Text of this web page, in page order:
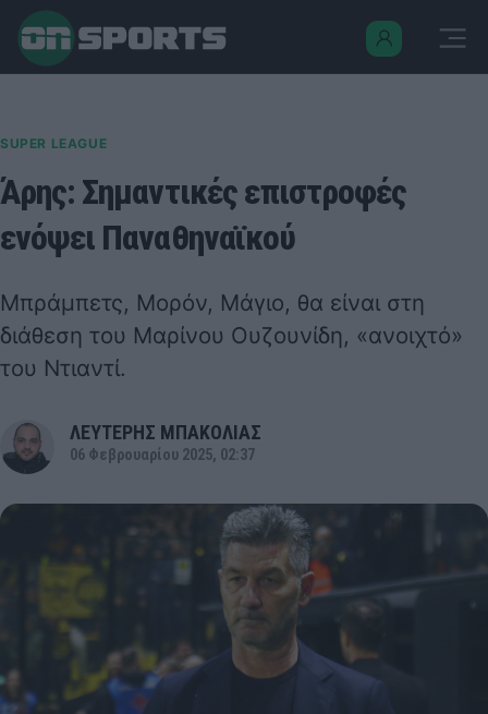
SUPER LEAGUE
Άρης: Σημαντικές επιστροφές
ενόψει Παναθηναϊκού
Μπράμπετς, Μορόν, Μάγιο, θα είναι στη
διάθεση του Μαρίνου Ουζουνίδη, «ανοιχτό»
του Ντιαντί.
ΛΕΥΤΕΡΗΣ ΜΠΑΚΟΛΙΑΣ
06 Φεβρουαρίου 2025, 02:37